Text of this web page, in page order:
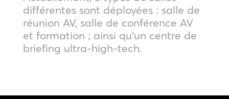
différentes sont déployées : salle de
réunion AV, salle de conférence AV
et formation ; ainsi qu’un centre de
briefing ultra-high-tech.